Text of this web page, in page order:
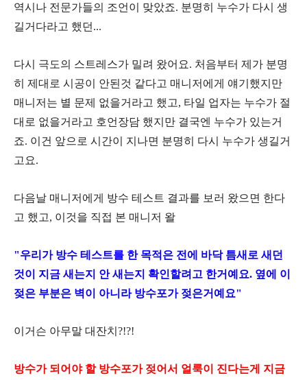
역시나 전문가들의 조언이 맞았죠. 분명히 누수가 다시 생
길거다라고 했던...
다시 극도의 스트레스가 밀려 왔어요. 처음부터 제가 분명
히 제대로 시공이 안된것 같다고 매니저에게 얘기했지만
매니저는 별 문제 없을거라고 했고, 타일 업자는 누수가 절
대로 없을거라고 호언장담 했지만 결국엔 누수가 있는거
죠. 이건 앞으로 시간이 지나면 분명히 다시 누수가 생길거
고요.
다음날 매니저에게 방수 테스트 결과를 보러 왔으면 한다
고 했고, 이것을 직접 본 매니저 왈
"우리가 방수 테스트를 한 목적은 전에 바닥 틈새로 새던
것이 지금 새는지 안 새는지 확인할려고 한거예요. 옆에 이
젖은 부분은 벽이 아니라 방수포가 젖은거예요"
이거슨 아무말 대잔치?!?!
방수가 되어야 할 방수포가 젖어서 얼룩이 진다는게 지금